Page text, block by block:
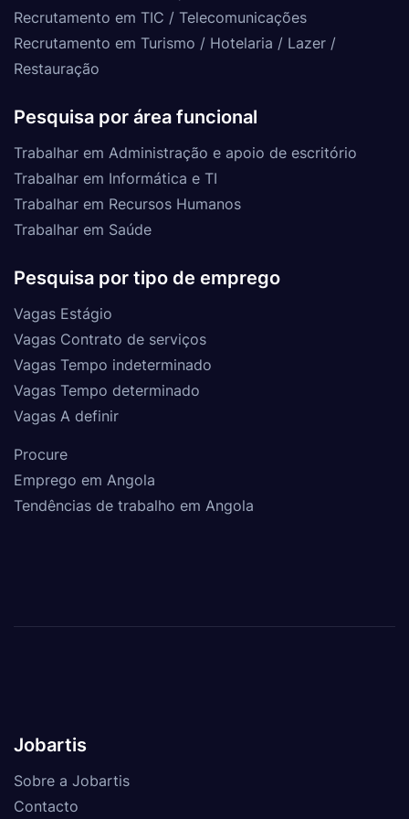
Recrutamento em TIC / Telecomunicações
Recrutamento em Turismo / Hotelaria / Lazer /
Restauração
Pesquisa por área funcional
Trabalhar em Administração e apoio de escritório
Trabalhar em Informática e TI
Trabalhar em Recursos Humanos
Trabalhar em Saúde
Pesquisa por tipo de emprego
Vagas Estágio
Vagas Contrato de serviços
Vagas Tempo indeterminado
Vagas Tempo determinado
Vagas A definir
Procure
Emprego em Angola
Tendências de trabalho em Angola
Jobartis
Sobre a Jobartis
Contacto